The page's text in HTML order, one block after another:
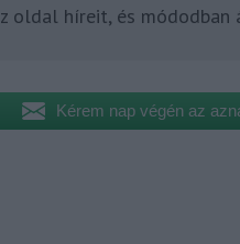
oldal híreit, és módodban
Kérem nap végén az